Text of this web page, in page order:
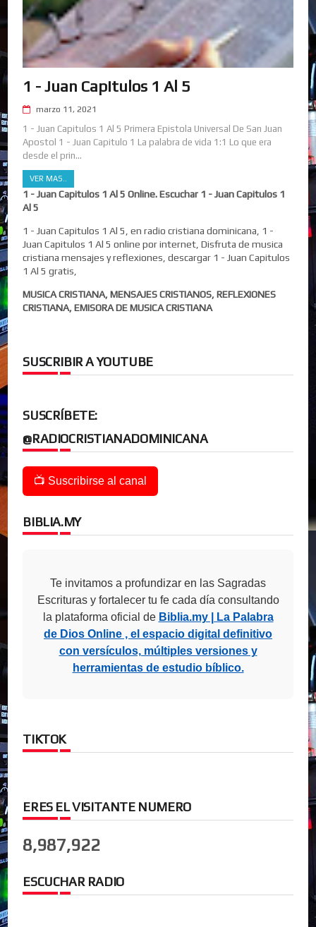
1 - Juan Capitulos 1 Al 5
marzo 11, 2021
1 - Juan Capitulos 1 Al 5 Primera Epistola Universal De San Juan
Apostol 1 - Juan Capitulo 1 La palabra de vida 1:1 Lo que era
desde el prin...
VER MAS..
1 - Juan Capitulos 1 Al 5 Online. Escuchar 1 - Juan Capitulos 1
Al 5
1 - Juan Capitulos 1 Al 5, en radio cristiana dominicana, 1 -
Juan Capitulos 1 Al 5 online por internet, Disfruta de musica
cristiana mensajes y reflexiones, descargar 1 - Juan Capitulos
1 Al 5 gratis,
MUSICA CRISTIANA, MENSAJES CRISTIANOS, REFLEXIONES
CRISTIANA, EMISORA DE MUSICA CRISTIANA
SUSCRIBIR A YOUTUBE
SUSCRÍBETE:
@RADIOCRISTIANADOMINICANA
📺 Suscribirse al canal
BIBLIA.MY
Te invitamos a profundizar en las Sagradas
Escrituras y fortalecer tu fe cada día consultando
la plataforma oficial de Biblia.my | La Palabra
de Dios Online , el espacio digital definitivo
con versículos, múltiples versiones y
herramientas de estudio bíblico.
TIKTOK
ERES EL VISITANTE NUMERO
8,987,922
ESCUCHAR RADIO